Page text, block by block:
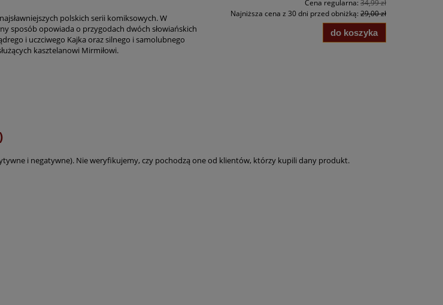
polskich serii komiksowych. W
sposób opowiada o przygodach dwóch słowiańskich
i uczciwego Kajka oraz silnego i samolubnego
kasztelanowi Mirmiłowi.
Cena regularna: 34,99 zł
Najniższa cena z 30 dni przed obniżką: 29,00 zł
do koszyka
i negatywne). Nie weryfikujemy, czy pochodzą one od klientów, którzy kupili dany produkt.